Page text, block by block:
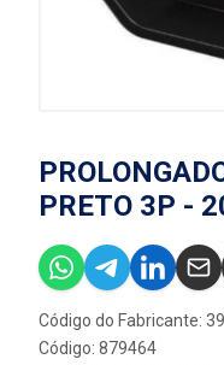
PRETO 3P -
Código do Fabricante:
Código: 879464